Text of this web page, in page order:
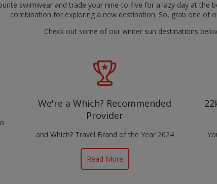
swimwear and trade your nine-to-five for a lazy day at the
combination for exploring a new destination. So, grab one of
Check out some of our winter sun destinations
We're a Which? Recommended
Provider
and Which? Travel Brand of the Year 2024
Read More